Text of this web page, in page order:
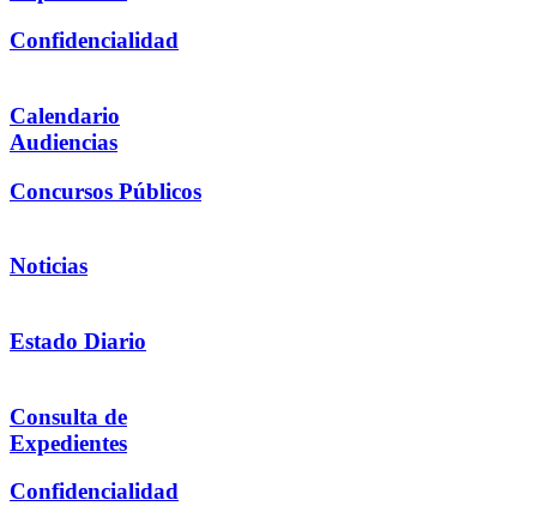
Confidencialidad
Calendario
Audiencias
Concursos Públicos
Noticias
Estado Diario
Consulta de
Expedientes
Confidencialidad